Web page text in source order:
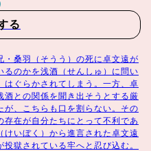
人～真珠の涙～」
たくてんき）～宿命の美少
年歌行(原題)」（22）
風飛翔（原題）」（21）
珮珊）「以你為名的青春
る
・桑羽（そうう）の死に卓文遠が
るのかを浅酒（せんしゅ）に問い
はぐらかされてしまう。一方、卓
酒との関係を聞き出そうとする厳
が、こちらも口を割らない。その
存在が自分たちにとって不利であ
けいぼく）から進言された卓文遠
投獄されている牢へと忍び込む。